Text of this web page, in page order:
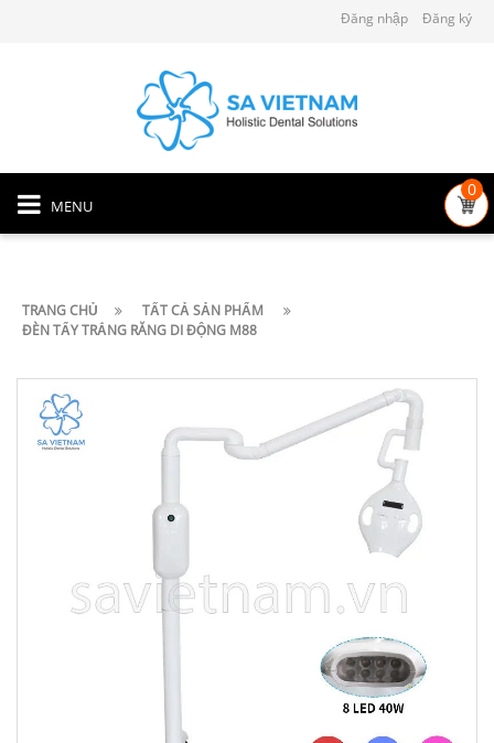
Đăng nhập Đăng ký
MENU
0
TRANG CHỦ
TẤT CẢ SẢN PHẨM
ĐÈN TẨY TRẮNG RĂNG DI ĐỘNG M88